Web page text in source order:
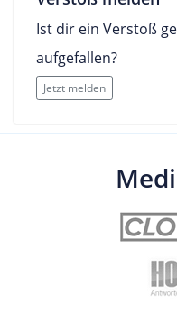
Ist dir ein Verstoß
aufgefallen?
Jetzt melden